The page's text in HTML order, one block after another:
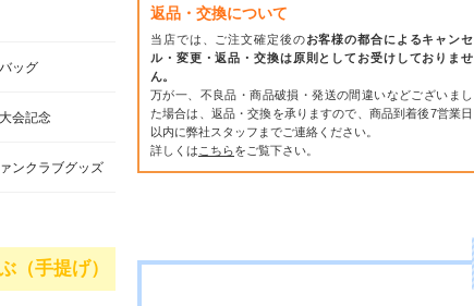
返品・交換について
当店では、ご注文確定後のお客様の都合によるキャンセ
ル・変更・返品・交換は原則としてお受けしておりませ
ん。
万が一、不良品・商品破損・発送の間違いなどございまし
た場合は、返品・交換を承りますので、商品到着後7営業日
以内に弊社スタッフまでご連絡ください。
詳しくは こちらをご覧下さい。
ッグ
会記念
ンクラブグッズ
（手提げ）